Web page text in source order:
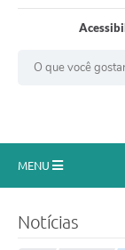
MENU
Notícias